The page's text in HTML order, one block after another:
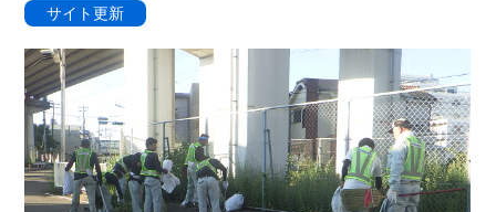
サイト更新